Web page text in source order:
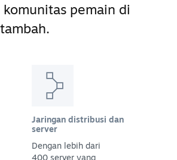
pemain di
Jaringan distribusi dan
server
Dengan lebih dari
400 server yang